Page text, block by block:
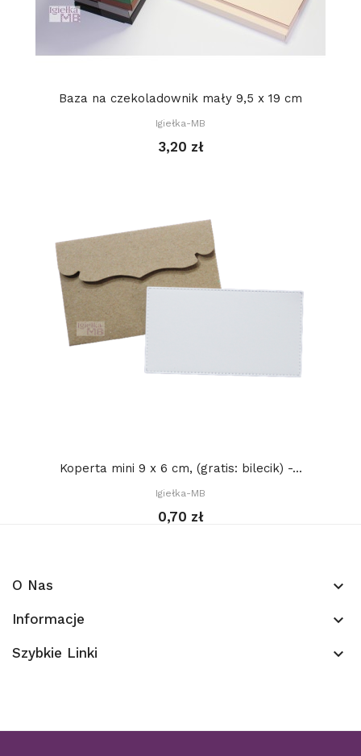
Baza na czekoladownik mały 9,5 x 19 cm
Igiełka-MB
3,20 zł
Koperta mini 9 x 6 cm, (gratis: bilecik) -...
Igiełka-MB
0,70 zł
O Nas keyboard_arrow_down
Informacje keyboard_arrow_down
Szybkie Linki keyboard_arrow_down